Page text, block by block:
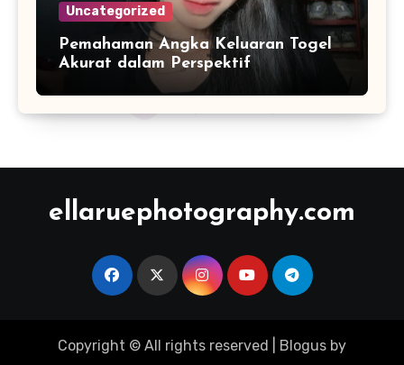
Uncategorized
Pemahaman Angka Keluaran Togel
Akurat dalam Perspektif
Pengolahan Data Numerik
ellaruephotography.com
Copyright © All rights reserved Blogus by